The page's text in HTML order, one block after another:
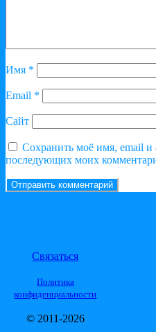
Имя *
Email *
Сайт
Сохранить моё имя, email и
последующих моих
Связаться
Политика
конфиденциальности
© 2011-2026